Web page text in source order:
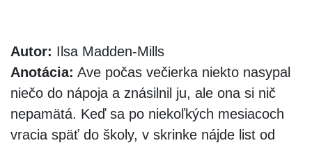
Autor: Ilsa Madden-Mills
Anotácia: Ave počas večierka niekto nasypal
niečo do nápoja a znásilnil ju, ale ona si nič
nepamätá. Keď sa po niekoľkých mesiacoch
vracia späť do školy, v skrinke nájde list od